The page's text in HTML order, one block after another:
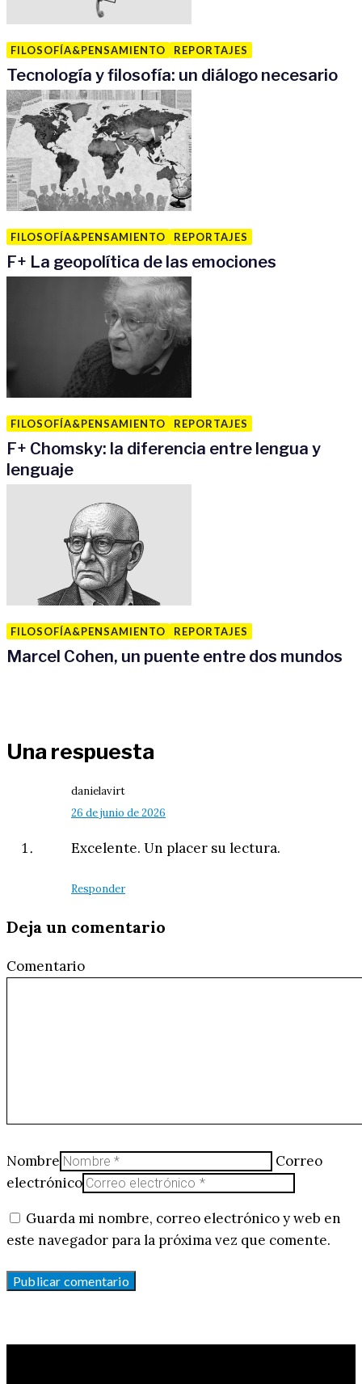
FILOSOFÍA&PENSAMIENTO REPORTAJES
Tecnología y filosofía: un diálogo necesario
FILOSOFÍA&PENSAMIENTO REPORTAJES
F+ La geopolítica de las emociones
FILOSOFÍA&PENSAMIENTO REPORTAJES
F+ Chomsky: la diferencia entre lengua y
lenguaje
FILOSOFÍA&PENSAMIENTO REPORTAJES
Marcel Cohen, un puente entre dos mundos
Una respuesta
danielavirt
26 de junio de 2026
Excelente. Un placer su lectura.
Responder
Deja un comentario
Comentario
Nombre
Correo
electrónico
Guarda mi nombre, correo electrónico y web en
este navegador para la próxima vez que comente.